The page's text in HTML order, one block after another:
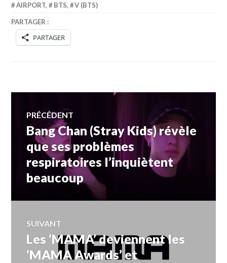
AIRPORT, BTS, V (BTS)
PARTAGER :
PARTAGER
Navigation
de
l’article
PRÉCÉDENT
Article
précédent :
Bang Chan (Stray Kids) révèle
que ses problèmes
respiratoires l’inquiètent
beaucoup
SUIVANT
Article
Suivant:
Les ‘MAMA’ deviennent les
‘MAMA Awards’ et